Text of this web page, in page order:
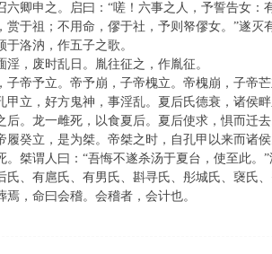
卿申之。启曰：“嗟！六事之人，予誓告女
于祖；不用命，僇于社，予则帑僇女。”遂灭
洛汭，作五子之歌。
，废时乱日。胤往征之，作胤征。
帝予立。帝予崩，子帝槐立。帝槐崩，子帝
立，好方鬼神，事淫乱。夏后氏德衰，诸
。龙一雌死，以食夏后。夏后使求，惧而迁去
癸立，是为桀。帝桀之时，自孔甲以来而诸
桀谓人曰：“吾悔不遂杀汤于夏台，使至此。
、有扈氏、有男氏、斟寻氏、彤城氏、襃氏
，命曰会稽。会稽者，会计也。